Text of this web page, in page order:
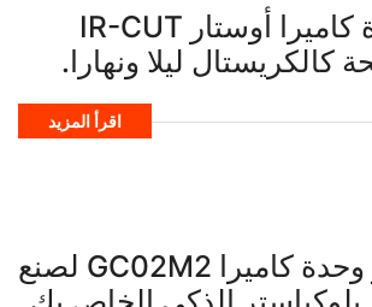
وحدة كاميرا أوستار IR-CUT
كالكريستال ليلا ونهارا.
اقرأ المزيد
اختر وحدة كاميرا GC02M2 لصنع